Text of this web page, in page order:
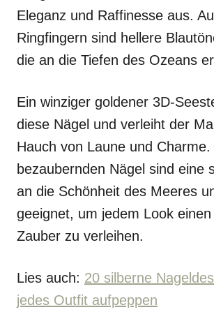
Eleganz und Raffinesse aus.
Ringfingern sind hellere
die an die Tiefen des Ozeans
Ein winziger goldener 3D-
diese Nägel und verleiht der
Hauch von Laune und Charme.
bezaubernden Nägel sind eine
an die Schönheit des Meeres
geeignet, um jedem Look
Zauber zu verleihen.
Lies auch: 20 silberne
jedes Outfit aufpeppen